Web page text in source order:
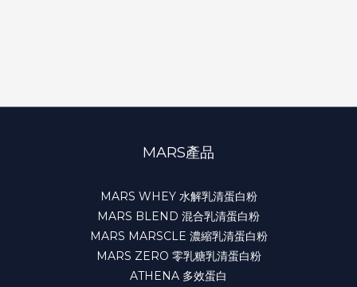
MARS產品
MARS WHEY 水解乳清蛋白粉
MARS BLEND 混合乳清蛋白粉
MARS MARSCLE 濃縮乳清蛋白粉
MARS ZERO 零乳糖乳清蛋白粉
ATHENA 多效蛋白